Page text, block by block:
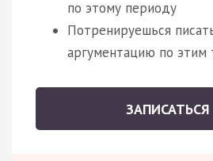
по этому периоду
Потренируешься
аргументацию по этим
ЗАПИСАТЬСЯ